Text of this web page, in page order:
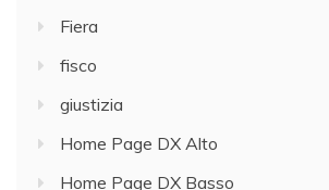
Fiera
fisco
giustizia
Home Page DX Alto
Home Page DX Basso